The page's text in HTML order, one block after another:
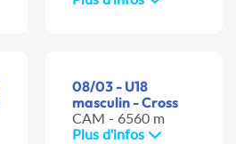
08/03 - U18
masculin - Cross
CAM - 6560 m
Plus d'infos